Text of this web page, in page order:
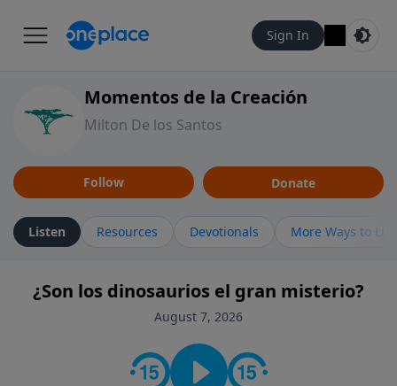
Sign In
Momentos de la Creación
Milton De los Santos
Follow Donate
Listen Resources Devotionals More Ways to
¿Son los dinosaurios el gran misterio?
August 7, 2026